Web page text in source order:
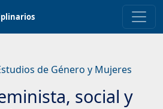
de Género y Mujeres
social y